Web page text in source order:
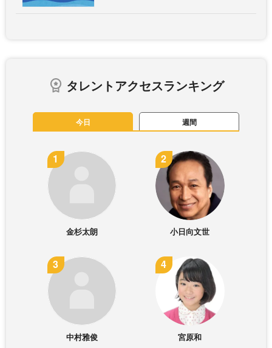
タレントアクセスランキング
今日 週間
金杉太朗 小日向文世
中村雅俊 宮原和